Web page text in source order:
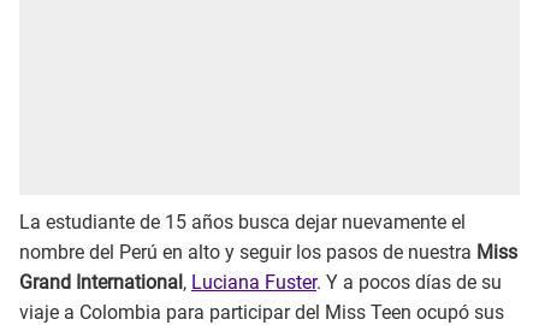
La estudiante de 15 años busca dejar nuevamente el
nombre del Perú en alto y seguir los pasos de nuestra Miss
Grand International, Luciana Fuster. Y a pocos días de su
viaje a Colombia para participar del Miss Teen ocupó sus